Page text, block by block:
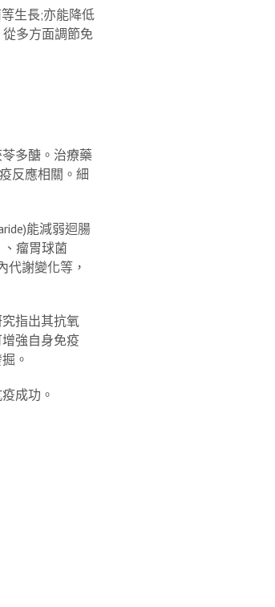
生長;亦能降低
多方面調節免
多醣。治療藥
反應相關。細
能減弱迴腸
、瘤胃球菌
代謝變化等，
指出其抗氧
強自身免疫
。
成功。